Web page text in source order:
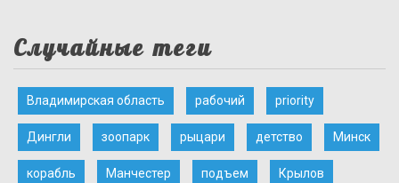
Случайные теги
Владимирская область рабочий priority
Дингли зоопарк рыцари детство Минск
корабль Манчестер подъем Крылов